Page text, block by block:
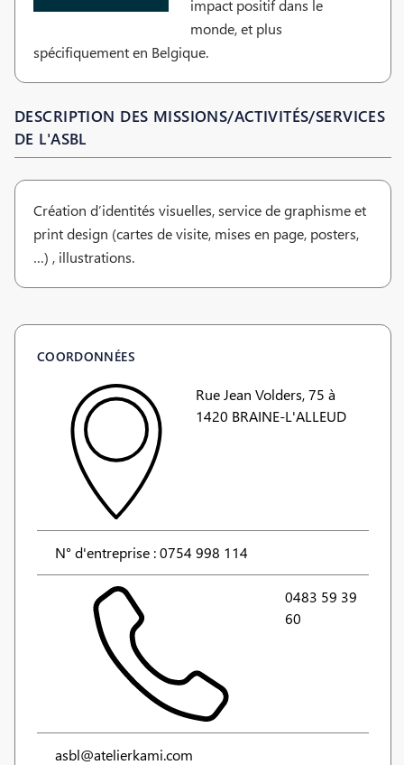
impact positif dans le
monde, et plus
spécifiquement en Belgique.
DESCRIPTION DES MISSIONS/ACTIVITÉS/SERVICES
DE L'ASBL
Création d’identités visuelles, service de graphisme et
print design (cartes de visite, mises en page, posters,
…) , illustrations.
COORDONNÉES
Rue Jean Volders, 75 à
1420 BRAINE-L'ALLEUD
N° d'entreprise : 0754 998 114
0483 59 39
60
asbl@atelierkami.com